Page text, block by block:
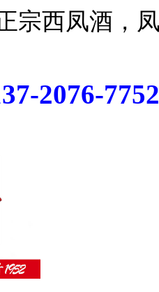
宗西凤酒
2076-7752